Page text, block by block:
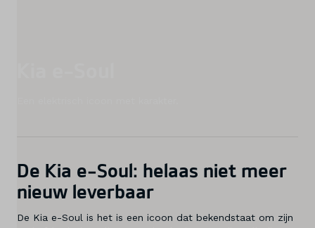
Vacatures
De Kia e-Soul: helaas niet meer
nieuw leverbaar
De Kia e-Soul is het is een icoon dat bekendstaat om zijn